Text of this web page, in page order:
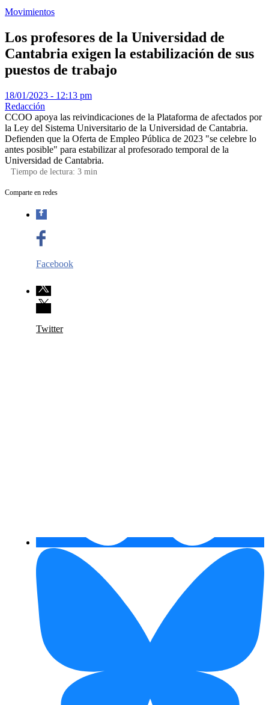
Movimientos
Los profesores de la Universidad de
Cantabria exigen la estabilización de sus
puestos de trabajo
18/01/2023 - 12:13 pm
Redacción
CCOO apoya las reivindicaciones de la Plataforma de afectados por
la Ley del Sistema Universitario de la Universidad de Cantabria.
Defienden que la Oferta de Empleo Pública de 2023 "se celebre lo
antes posible" para estabilizar al profesorado temporal de la
Universidad de Cantabria.
Tiempo de lectura: 3 min
Comparte en redes
Facebook
Twitter